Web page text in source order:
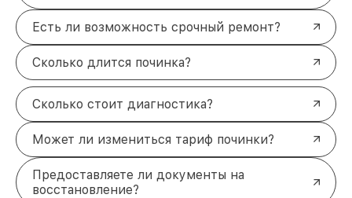
Есть ли возможность срочный ремонт?
Сколько длится починка?
Сколько стоит диагностика?
Может ли измениться тариф починки?
Предоставляете ли документы на
восстановление?